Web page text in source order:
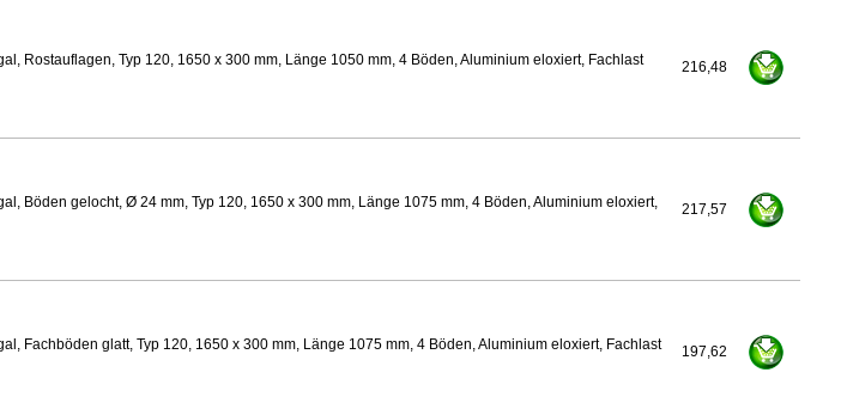
Rostauflagen, Typ 120, 1650 x 300 mm, Länge 1050 mm, 4 Böden, Aluminium eloxiert, Fachlast
216,48
Böden gelocht, Ø 24 mm, Typ 120, 1650 x 300 mm, Länge 1075 mm, 4 Böden, Aluminium eloxiert,
217,57
Fachböden glatt, Typ 120, 1650 x 300 mm, Länge 1075 mm, 4 Böden, Aluminium eloxiert, Fachlast
197,62